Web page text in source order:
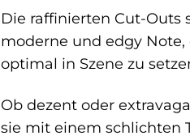
Die raffinierten Cut-Outs
moderne und edgy
optimal in Szene zu
Ob dezent oder
sie mit einem schlichten